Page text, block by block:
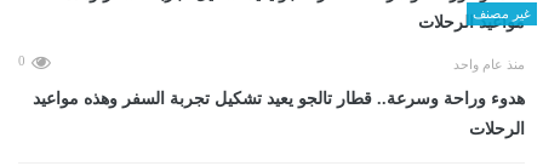
غير مصنف
منذ عام واحد 0
هدوء وراحة وسرعة.. قطار تالجو يعيد تشكيل تجربة السفر وهذه مواعيد
الرحلات